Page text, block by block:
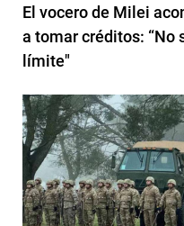
El vocero de Milei
a tomar créditos: “No
límite"